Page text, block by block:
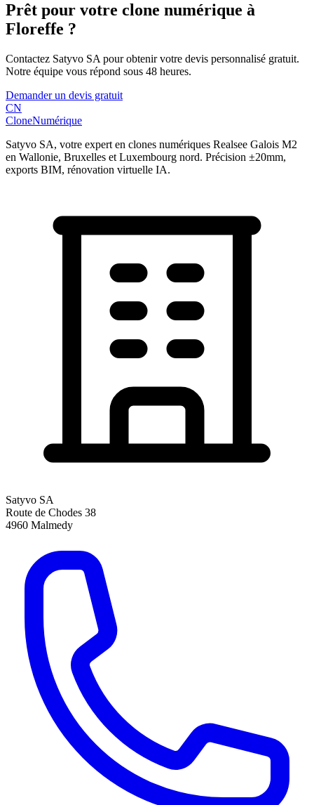
Prêt pour votre clone numérique à
Floreffe ?
Contactez Satyvo SA pour obtenir votre devis personnalisé gratuit.
Notre équipe vous répond sous 48 heures.
Demander un devis gratuit
CN
CloneNumérique
Satyvo SA, votre expert en clones numériques Realsee Galois M2
en Wallonie, Bruxelles et Luxembourg nord. Précision ±20mm,
exports BIM, rénovation virtuelle IA.
Satyvo SA
Route de Chodes 38
4960 Malmedy